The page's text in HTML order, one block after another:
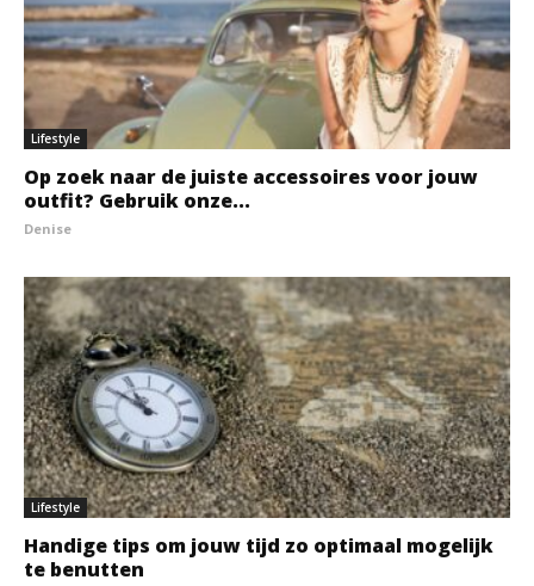
Lifestyle
Op zoek naar de juiste accessoires voor jouw
outfit? Gebruik onze...
Denise
Lifestyle
Handige tips om jouw tijd zo optimaal mogelijk
te benutten